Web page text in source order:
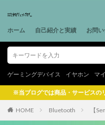
ホーム 自己紹介と実績 お問
ゲーミングデバイス イヤホン マ
※当ブログでは商品・サービスの
HOME Bluetooth 【